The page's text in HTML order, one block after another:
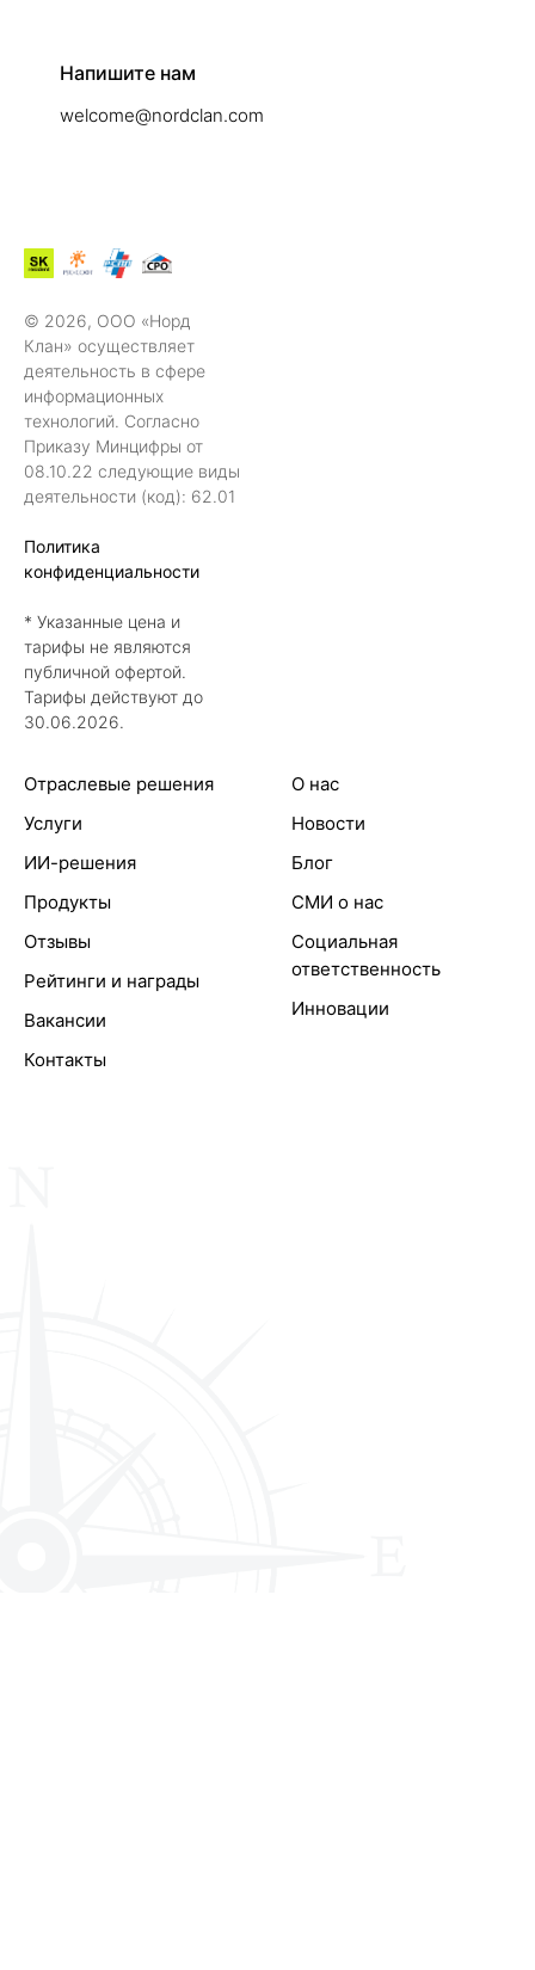
Напишите нам
welcome@nordclan.com
© 2026, ООО «Норд
Клан» осуществляет
деятельность в сфере
информационных
технологий. Согласно
Приказу Минцифры от
08.10.22 следующие виды
деятельности (код): 62.01
Политика
конфиденциальности
* Указанные цена и
тарифы не являются
публичной офертой.
Тарифы действуют до
30.06.2026.
Отраслевые решения
Услуги
ИИ-решения
Продукты
Отзывы
Рейтинги и награды
Вакансии
Контакты
О нас
Новости
Блог
СМИ о нас
Социальная
ответственность
Инновации